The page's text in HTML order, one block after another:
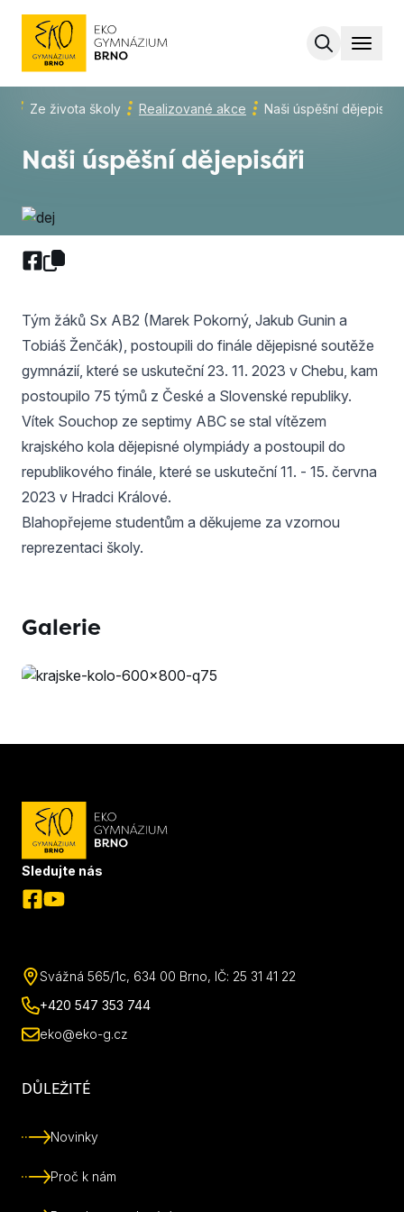
MENU
Ze života školy Realizované akce Naši úspěšní dějepisáři
Naši úspěšní dějepisáři
Tým žáků Sx AB2 (Marek Pokorný, Jakub Gunin a
Tobiáš Ženčák), postoupili do finále dějepisné soutěže
gymnázií, které se uskuteční 23. 11. 2023 v Chebu, kam
postoupilo 75 týmů z České a Slovenské republiky.
Vítek Souchop ze septimy ABC se stal vítězem
krajského kola dějepisné olympiády a postoupil do
republikového finále, které se uskuteční 11. - 15. června
2023 v Hradci Králové.
Blahopřejeme studentům a děkujeme za vzornou
reprezentaci školy.
Galerie
Sledujte nás
Svážná 565/1c, 634 00 Brno, IČ: 25 31 41 22
+420 547 353 744
eko@eko-g.cz
DŮLEŽITÉ
Novinky
Proč k nám